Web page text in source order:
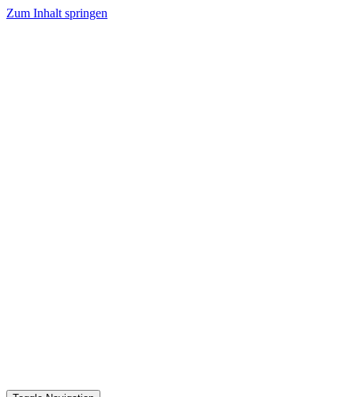
Zum Inhalt springen